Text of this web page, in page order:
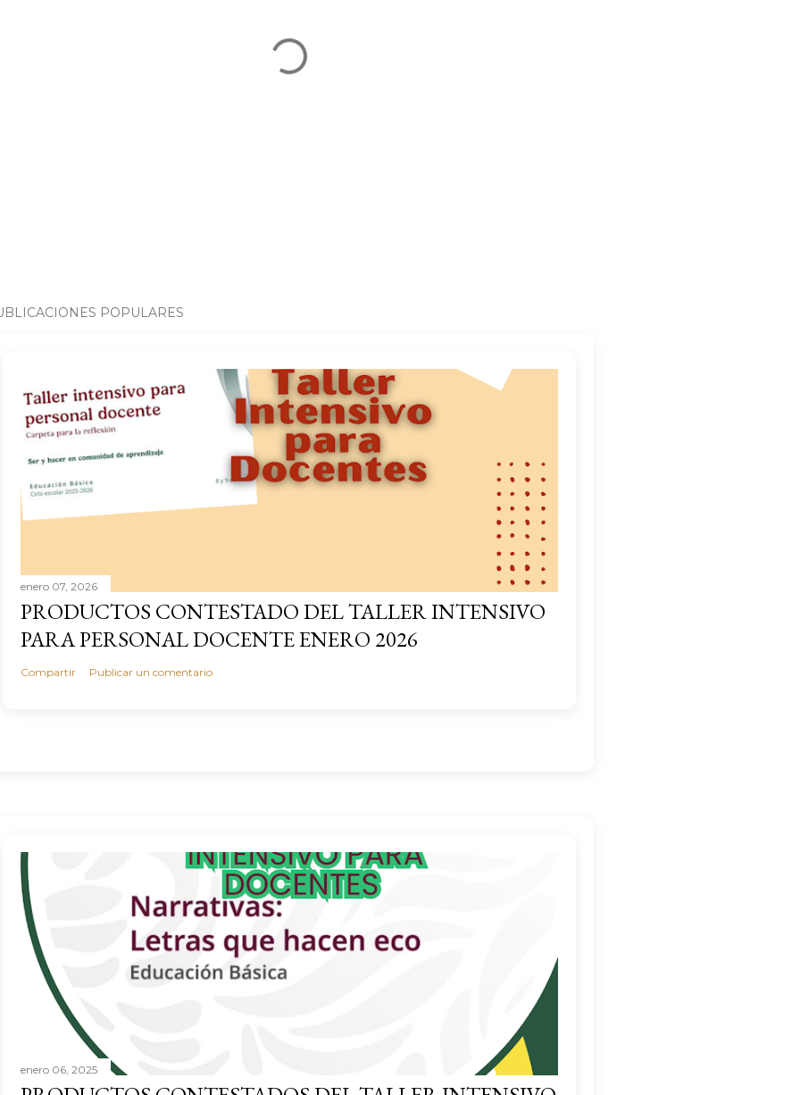
POPULARES
enero 07, 2026
PRODUCTOS CONTESTADO DEL TALLER INTENSIVO
PARA PERSONAL DOCENTE ENERO 2026
Compartir Publicar un comentario
enero 06, 2025